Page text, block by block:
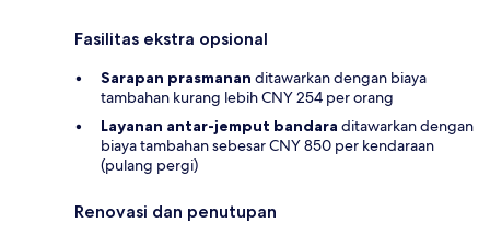
Fasilitas ekstra opsional
Sarapan prasmanan ditawarkan dengan biaya
tambahan kurang lebih CNY 254 per orang
Layanan antar-jemput bandara ditawarkan dengan
biaya tambahan sebesar CNY 850 per kendaraan
(pulang pergi)
Renovasi dan penutupan